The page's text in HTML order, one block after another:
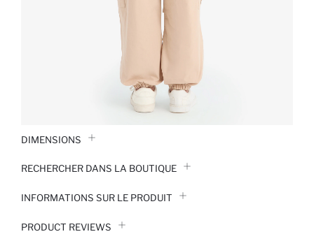
DIMENSIONS
RECHERCHER DANS LA BOUTIQUE
INFORMATIONS SUR LE PRODUIT
PRODUCT REVIEWS